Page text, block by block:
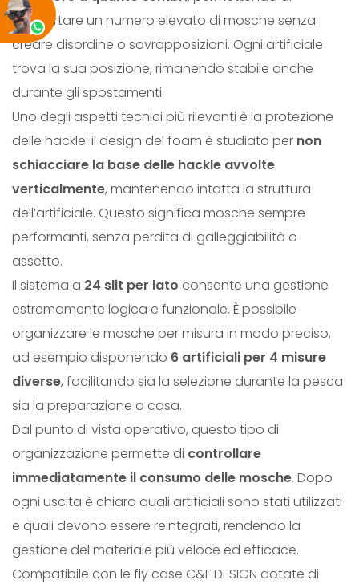
M
L
A
R
G
E
q
u
a
n
t
i
t
à
trasportare un numero elevato di mosche senza
creare disordine o sovrapposizioni. Ogni artificiale
trova la sua posizione, rimanendo stabile anche
durante gli spostamenti.
Uno degli aspetti tecnici più rilevanti è la protezione
delle hackle: il design del foam è studiato per non
schiacciare la base delle hackle avvolte
verticalmente, mantenendo intatta la struttura
dell’artificiale. Questo significa mosche sempre
performanti, senza perdita di galleggiabilità o
assetto.
Il sistema a 24 slit per lato consente una gestione
estremamente logica e funzionale. È possibile
organizzare le mosche per misura in modo preciso,
ad esempio disponendo 6 artificiali per 4 misure
diverse, facilitando sia la selezione durante la pesca
sia la preparazione a casa.
Dal punto di vista operativo, questo tipo di
organizzazione permette di controllare
immediatamente il consumo delle mosche. Dopo
ogni uscita è chiaro quali artificiali sono stati utilizzati
e quali devono essere reintegrati, rendendo la
gestione del materiale più veloce ed efficace.
Compatibile con le fly case C&F DESIGN dotate di